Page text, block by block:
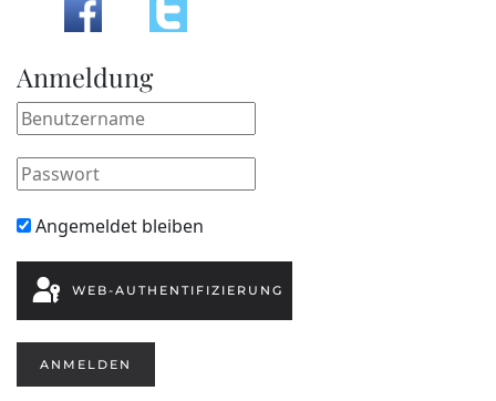
Anmeldung
Angemeldet bleiben
WEB-AUTHENTIFIZIERUNG
ANMELDEN